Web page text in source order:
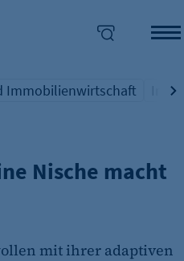
Schlagwort
Immobilienwirtschaft
Nische macht
mit ihrer adaptiven